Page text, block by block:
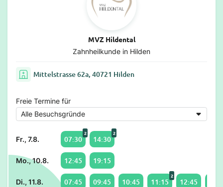
MVZ Hildental
Zahnheilkunde in Hilden
Mittelstrasse 62a, 40721 Hilden
Freie Termine für
Fr., 7.8. 07:30
2
14:30
2
Mo., 10.8. 12:45 19:15
Di., 11.8. 07:45 09:45 10:45 11:15
2
12:45